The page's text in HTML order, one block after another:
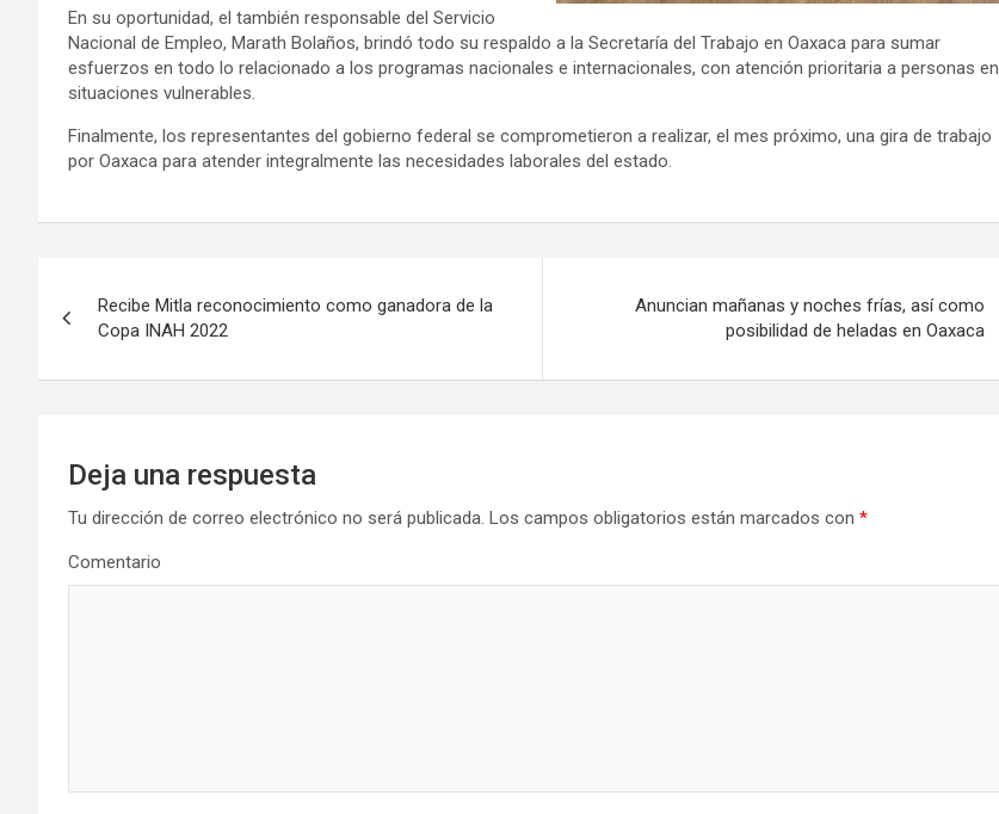
En su oportunidad, el también responsable del Servicio
Nacional de Empleo, Marath Bolaños, brindó todo su respaldo a la Secretaría del Trabajo en Oaxaca para sumar
esfuerzos en todo lo relacionado a los programas nacionales e internacionales, con atención prioritaria a personas en
situaciones vulnerables.
Finalmente, los representantes del gobierno federal se comprometieron a realizar, el mes próximo, una gira de trabajo
por Oaxaca para atender integralmente las necesidades laborales del estado.
de
entradas
Recibe Mitla reconocimiento como ganadora de la
Copa INAH 2022
Anuncian mañanas y noches frías, así como
posibilidad de heladas en Oaxaca
Deja una respuesta
Tu dirección de correo electrónico no será publicada. Los campos obligatorios están marcados con *
Comentario